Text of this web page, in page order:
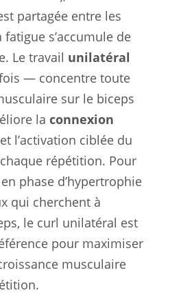
partagée entre les
s’accumule de
Le travail unilatéral
— concentre toute
sur le biceps
la connexion
et l’activation ciblée du
répétition. Pour
phase d’hypertrophie
qui cherchent à
le curl unilatéral est
pour maximiser
musculaire